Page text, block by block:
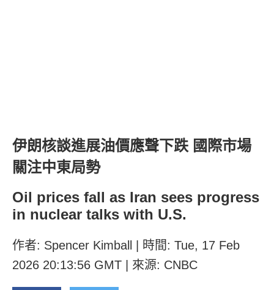
伊朗核談進展油價應聲下跌 國際市場
關注中東局勢
Oil prices fall as Iran sees progress
in nuclear talks with U.S.
作者: Spencer Kimball | 時間: Tue, 17 Feb
2026 20:13:56 GMT | 來源: CNBC